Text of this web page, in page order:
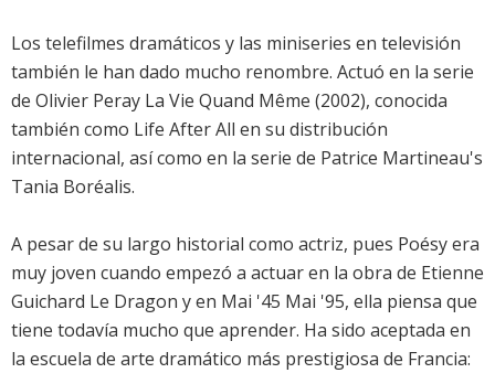
Los telefilmes dramáticos y las miniseries en televisión
también le han dado mucho renombre. Actuó en la serie
de Olivier Peray La Vie Quand Même (2002), conocida
también como Life After All en su distribución
internacional, así como en la serie de Patrice Martineau's
Tania Boréalis.
A pesar de su largo historial como actriz, pues Poésy era
muy joven cuando empezó a actuar en la obra de Etienne
Guichard Le Dragon y en Mai '45 Mai '95, ella piensa que
tiene todavía mucho que aprender. Ha sido aceptada en
la escuela de arte dramático más prestigiosa de Francia: